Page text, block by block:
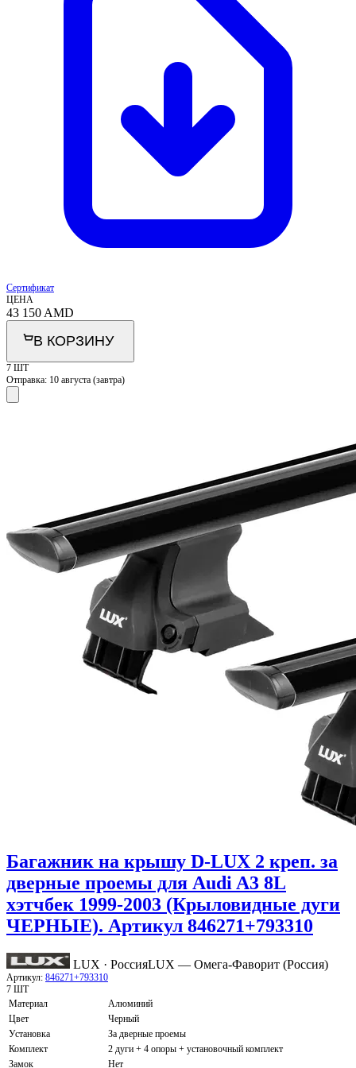
Сертификат
ЦЕНА
43 150 AMD
В КОРЗИНУ
7 ШТ
Отправка: 10 августа (завтра)
Багажник на крышу D-LUX 2 креп. за
дверные проемы для Audi A3 8L
хэтчбек 1999-2003 (Крыловидные дуги
ЧЕРНЫЕ). Артикул 846271+793310
LUX · РоссияLUX — Омега-Фаворит (Россия)
Артикул: 846271+793310
7 ШТ
Материал
Алюминий
Цвет
Черный
Установка
За дверные проемы
Комплект
2 дуги + 4 опоры + установочный комплект
Замок
Нет